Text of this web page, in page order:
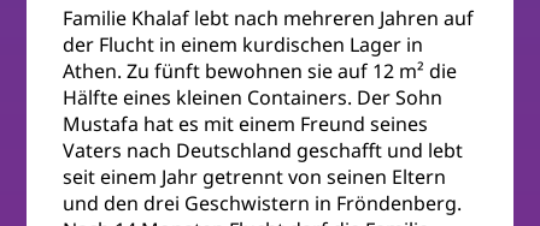
Familie Khalaf lebt nach mehreren Jahren auf
der Flucht in einem kurdischen Lager in
Athen. Zu fünft bewohnen sie auf 12 m² die
Hälfte eines kleinen Containers. Der Sohn
Mustafa hat es mit einem Freund seines
Vaters nach Deutschland geschafft und lebt
seit einem Jahr getrennt von seinen Eltern
und den drei Geschwistern in Fröndenberg.